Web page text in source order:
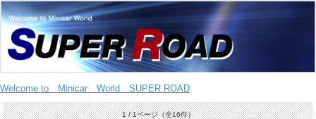
Welcome to Minicar World SUPER ROAD
1 / 1ページ（全16件）